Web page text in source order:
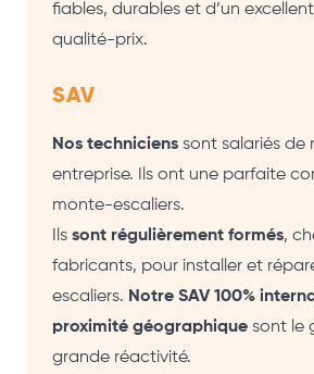
fiables, durables et d’un
qualité-prix.
SAV
Nos techniciens sont salariés de
entreprise. Ils ont une parfaite
monte-escaliers.
Ils sont régulièrement formés,
fabricants, pour installer et
escaliers. Notre SAV 100%
proximité géographique sont le
grande réactivité.